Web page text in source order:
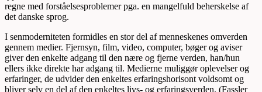
regne med forståelsesproblemer pga. en mangelfuld beherskelse af
det danske sprog.
I senmoderniteten formidles en stor del af menneskenes omverden
gennem medier. Fjernsyn, film, video, computer, bøger og aviser
giver den enkelte adgang til den nære og fjerne verden, han/hun
ellers ikke direkte har adgang til. Medierne muliggør oplevelser og
erfaringer, de udvider den enkeltes erfaringshorisont voldsomt og
bliver selv en del af den enkeltes livs- og erfaringsverden. (Fassler